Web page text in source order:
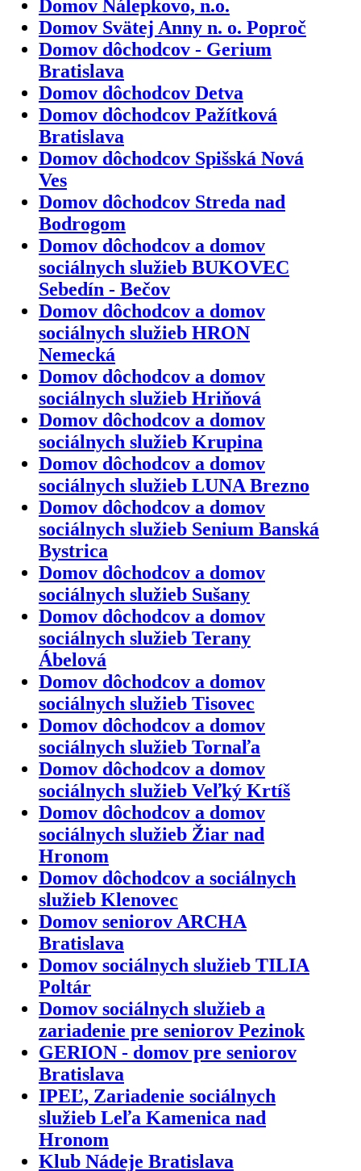
Domov Nálepkovo, n.o.
Domov Svätej Anny n. o. Poproč
Domov dôchodcov - Gerium
Bratislava
Domov dôchodcov Detva
Domov dôchodcov Pažítková
Bratislava
Domov dôchodcov Spišská Nová
Ves
Domov dôchodcov Streda nad
Bodrogom
Domov dôchodcov a domov
sociálnych služieb BUKOVEC
Sebedín - Bečov
Domov dôchodcov a domov
sociálnych služieb HRON
Nemecká
Domov dôchodcov a domov
sociálnych služieb Hriňová
Domov dôchodcov a domov
sociálnych služieb Krupina
Domov dôchodcov a domov
sociálnych služieb LUNA Brezno
Domov dôchodcov a domov
sociálnych služieb Senium Banská
Bystrica
Domov dôchodcov a domov
sociálnych služieb Sušany
Domov dôchodcov a domov
sociálnych služieb Terany
Ábelová
Domov dôchodcov a domov
sociálnych služieb Tisovec
Domov dôchodcov a domov
sociálnych služieb Tornaľa
Domov dôchodcov a domov
sociálnych služieb Veľký Krtíš
Domov dôchodcov a domov
sociálnych služieb Žiar nad
Hronom
Domov dôchodcov a sociálnych
služieb Klenovec
Domov seniorov ARCHA
Bratislava
Domov sociálnych služieb TILIA
Poltár
Domov sociálnych služieb a
zariadenie pre seniorov Pezinok
GERION - domov pre seniorov
Bratislava
IPEĽ, Zariadenie sociálnych
služieb Leľa Kamenica nad
Hronom
Klub Nádeje Bratislava